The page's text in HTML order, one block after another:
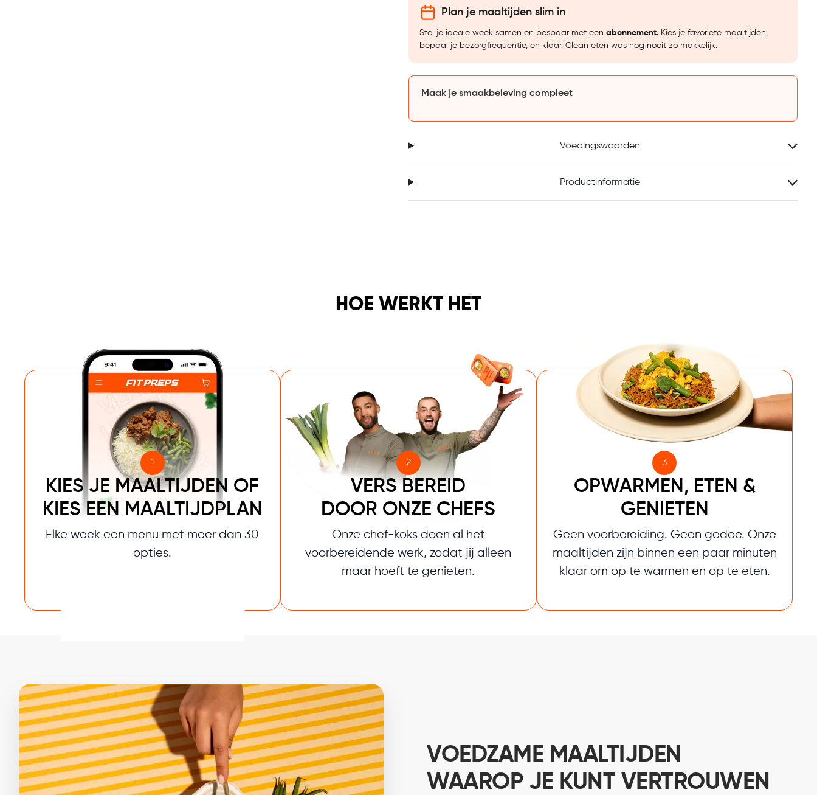
Plan je maaltijden slim in
Stel je ideale week samen en bespaar met een abonnement. Kies je favoriete maaltijden,
bepaal je bezorgfrequentie, en klaar. Clean eten was nog nooit zo makkelijk.
Maak je smaakbeleving compleet
Voedingswaarden
Productinformatie
HOE WERKT HET
1
KIES JE MAALTIJDEN OF
KIES EEN MAALTIJDPLAN
Elke week een menu met meer dan 30
opties.
2
VERS BEREID
DOOR ONZE CHEFS
Onze chef-koks doen al het
voorbereidende werk, zodat jij alleen
maar hoeft te genieten.
3
OPWARMEN, ETEN &
GENIETEN
Geen voorbereiding. Geen gedoe. Onze
maaltijden zijn binnen een paar minuten
klaar om op te warmen en op te eten.
VOEDZAME MAALTIJDEN
WAAROP JE KUNT VERTROUWEN